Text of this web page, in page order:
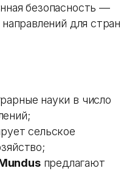
безопасность —
для стран
науки в число
сельское
предлагают